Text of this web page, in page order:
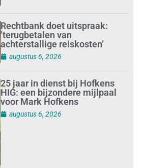
Rechtbank doet uitspraak:
’terugbetalen van
achterstallige reiskosten’
augustus 6, 2026
25 jaar in dienst bij Hofkens
HIG: een bijzondere mijlpaal
voor Mark Hofkens
augustus 6, 2026